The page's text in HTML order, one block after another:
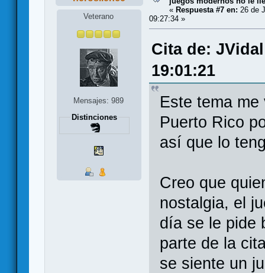
Veterano
Mensajes: 989
Distinciones
« Respuesta #7 en: 26 de
09:27:34 »
Cita de:
19:01:21
Este tema
Puerto Rico
así que lo
Creo que
nostalgia, el
día se le pide
parte de la
se siente un